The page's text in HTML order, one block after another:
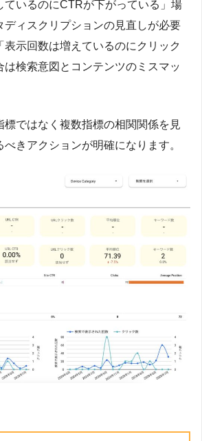
ているのにCTRが下がっている」場
ディスクリプションの見直しが必要
表示回数は増えているのにクリック
は検索意図とコンテンツのミスマッ
標ではなく複数指標の相関関係を見
きアクションが明確になります。